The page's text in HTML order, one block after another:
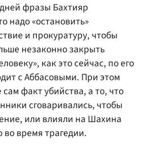
фразы Бахтияр
надо «остановить»
и прокуратуру, чтобы
незаконно закрыть
как это сейчас, по его
с Аббасовыми. При этом
факт убийства, а то, что
сговаривались, чтобы
или влияли на Шахина
во время трагедии.